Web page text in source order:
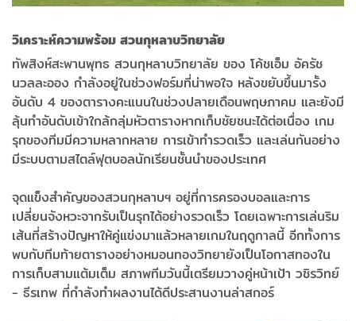
วิเคราะห์ความพร้อม สวนกุหลาบวิทยาลัย
ทัพสิงห์สะพานพุทธ สวนกุหลาบวิทยาลัย ของ โค้ชเอ็ม อัครัช
นวลละออง กำลังอยู่ในช่วงฟอร์มที่น่าพอใจ หลังขยับขึ้นมารั้ง
อันดับ 4 ของตารางคะแนนในช่วงปลายเดือนพฤษภาคม และยังมี
ลุ้นทำอันดับเข้าใกล้กลุ่มหัวตารางหากเก็บชัยชนะได้ต่อเนื่อง เกม
รุกของทีมมีความหลากหลาย การเข้าทำรวดเร็ว และเล่นกันอย่าง
มีระบบตามสไตล์ฟุตบอลนักเรียนชั้นนำของประเทศ
จุดแข็งสำคัญของสวนกุหลาบฯ อยู่ที่การครองบอลและการ
เปลี่ยนจังหวะจากรับเป็นรุกได้อย่างรวดเร็ว โดยเฉพาะการเล่นริม
เส้นที่สร้างปัญหาให้คู่แข่งมาแล้วหลายเกมในฤดูกาลนี้ อีกทั้งการ
พบกับทีมท้ายตารางอย่างหมอนทองวิทยายังเป็นโอกาสทองใน
การเก็บสามแต้มเต็ม สภาพทีมวันนี้เตรียมวางคู่หน้าเป้า วชิรวิทย์
- ธีรเทพ ที่กำลังทำผลงานได้ดีประสานงานล่าสกอร์